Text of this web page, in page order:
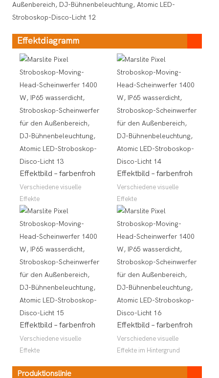
Effektdiagramm
Effektbild – farbenfroh
Verschiedene visuelle
Effekte
Effektbild – farbenfroh
Verschiedene visuelle
Effekte
Effektbild – farbenfroh
Verschiedene visuelle
Effekte
Effektbild – farbenfroh
Verschiedene visuelle
Effekte im Hintergrund
Produktionslinie